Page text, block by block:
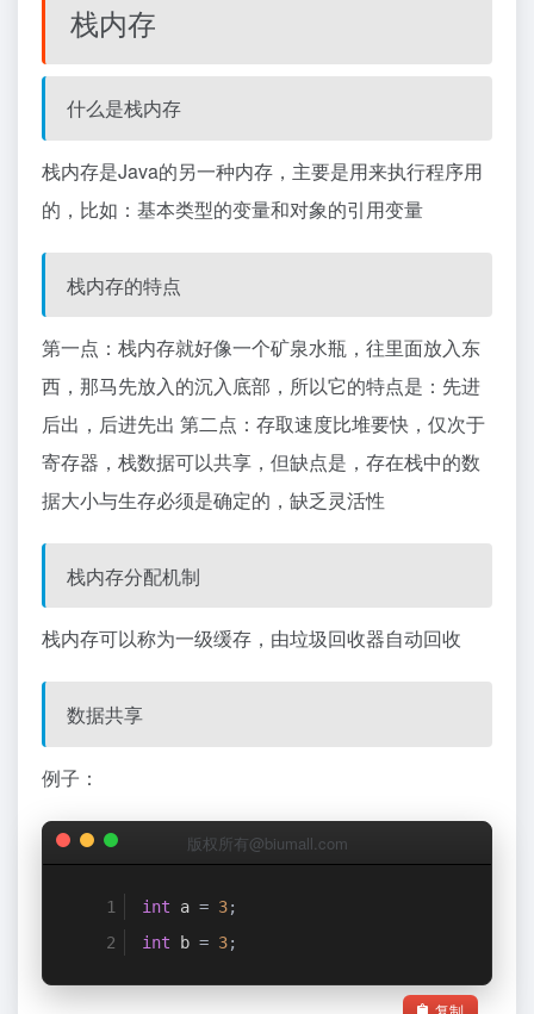
栈内存
什么是栈内存
栈内存是Java的另一种内存，主要是用来执行程序用
的，比如：基本类型的变量和对象的引用变量
栈内存的特点
第一点：栈内存就好像一个矿泉水瓶，往里面放入东
西，那马先放入的沉入底部，所以它的特点是：先进
后出，后进先出 第二点：存取速度比堆要快，仅次于
寄存器，栈数据可以共享，但缺点是，存在栈中的数
据大小与生存必须是确定的，缺乏灵活性
栈内存分配机制
栈内存可以称为一级缓存，由垃圾回收器自动回收
数据共享
例子：
版权所有@biumall.com
int a = 3;
int b = 3;